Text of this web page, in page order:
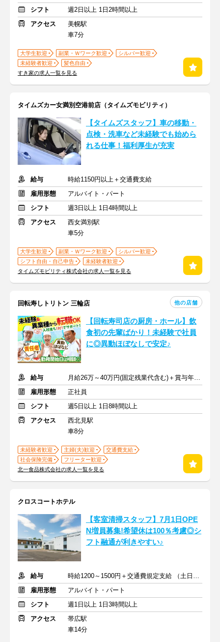
シフト
週2日以上 1日2時間以上
アクセス
美幌駅
車7分
大学生歓迎 副業・Ｗワーク歓迎
シルバー歓迎
未経験者歓迎
髪色自由
すき家の求人一覧を見る
タイムズカー女満別空港前店（タイムズモビリティ）
【タイムズスタッフ】車の移動・
点検・洗車など未経験でも始めら
れる仕事！福利厚生が充実
給与
時給1150円以上＋交通費支給
雇用形態
アルバイト・パート
シフト
週3日以上 1日4時間以上
アクセス
西女満別駅
車5分
大学生歓迎 副業・Ｗワーク歓迎
シルバー歓迎
シフト自由・自己申告
未経験者歓迎
タイムズモビリティ株式会社の求人一覧を見る
回転寿しトリトン 三輪店 他の店舗
【回転寿司店の厨房・ホール】飲
食初の先輩ばかり！未経験で社員
に◎異動ほぼなしで安定♪
給与
月給26万～40万円(固定残業代含む)＋賞与年2回＋交通費
雇用形態
正社員
シフト
週5日以上 1日8時間以上
アクセス
西北見駅
車8分
未経験者歓迎 主婦(夫)歓迎
交通費支給
社会保険完備
フリーター歓迎
北一食品株式会社の求人一覧を見る
クロスコートホテル
【客室清掃スタッフ】7月1日OPE
N増員募集!希望休は100％考慮◎シ
フト融通が利きやすい♪
給与
時給1200～1500円＋交通費規定支給 （土日祝日は＋50円）
雇用形態
アルバイト・パート
シフト
週1日以上 1日3時間以上
アクセス
帯広駅
車14分